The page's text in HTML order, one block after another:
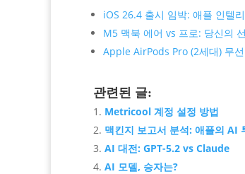
iOS 26.4 출시 임박: 애플 인텔
M5 맥북 에어 vs 프로: 당신의
Apple AirPods Pro (2세대) 무
관련된 글:
Metricool 계정 설정 방법
맥킨지 보고서 분석: 애플의 AI
AI 대전: GPT-5.2 vs Claude
AI 모델, 승자는?